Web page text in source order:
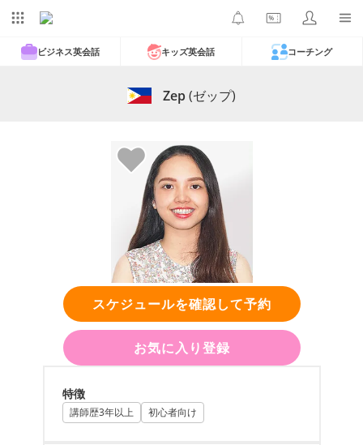
ビジネス英会話 キッズ英会話 コーチング
Zep(ゼップ)
スケジュールを確認して予約
お気に入り登録
特徴
講師歴3年以上 初心者向け